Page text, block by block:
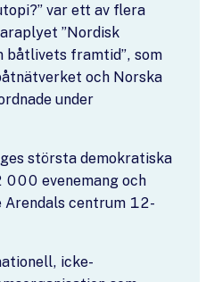
var ett av flera
”Nordisk
båtlivets framtid”, som
och Norska
under
största demokratiska
000 evenemang och
centrum 12-
icke-